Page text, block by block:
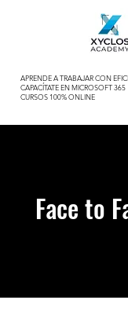
APRENDE A TRABAJAR CON
CAPACÍTATE EN MICROSOFT 365
CURSOS 100% ONLINE
Face to